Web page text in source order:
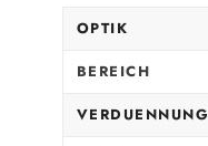
OPTIK
BEREICH
VERDUENNUNG